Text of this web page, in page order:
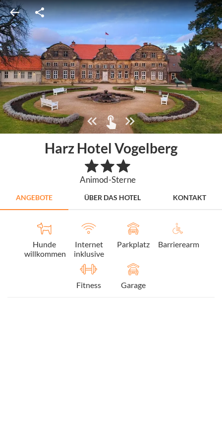
Harz Hotel Vogelberg
Animod-Sterne
ANGEBOTE ÜBER DAS HOTEL KONTAKT
Hunde
willkommen
Internet
inklusive
Parkplatz Barrierearm
Fitness Garage